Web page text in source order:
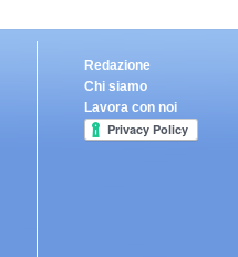
Redazione
Chi siamo
Lavora con noi